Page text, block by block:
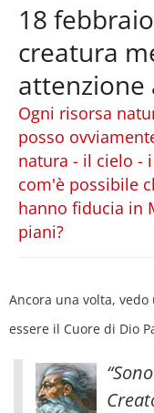
18
creatura
attenzione
Ogni risorsa
posso
natura - il cielo -
com'è possibile
hanno fiducia in
piani?
Ancora una volta,
essere il Cuore di Dio